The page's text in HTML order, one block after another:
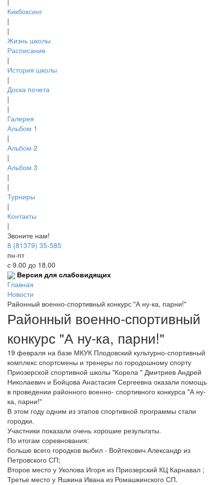
Кикбоксинг
|
|
Жизнь школы
Расписание
|
История школы
|
Доска почета
|
|
Галерея
Альбом 1
|
Альбом 2
|
Альбом 3
|
|
Турниры
|
Контакты
|
Звоните нам!
8 (81379) 35-585
пн-пт
с 9.00 до 18.00
Версия для слабовидящих
Главная
Новости
Районный военно-спортивный конкурс "А ну-ка, парни!"
Районный военно-спортивный
конкурс "А ну-ка, парни!"
19 февраля на базе МКУК Плодовский культурно-спортивный
комплекс спортсмены и тренеры по городошному спорту
Приозерской спортивной школы "Корела " Дмитриев Андрей
Николаевич и Бойцова Анастасия Сергеевна оказали помощь
в проведении районного военно- спортивного конкурса "А ну-
ка, парни!"
В этом году одним из этапов спортивной программы стали
городки.
Участники показали очень хорошие результаты.
По итогам соревнования:
больше всего городков выбил - Войтекович Александр из
Петровского СП;
Второе место у Уколова Игоря из Приозерский КЦ Карнавал ;
Третье место у Яшкина Ивана из Ромашкинского СП.